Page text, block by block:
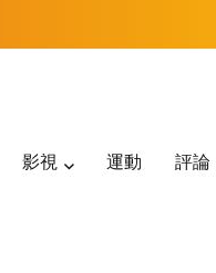
影視 運動 評論